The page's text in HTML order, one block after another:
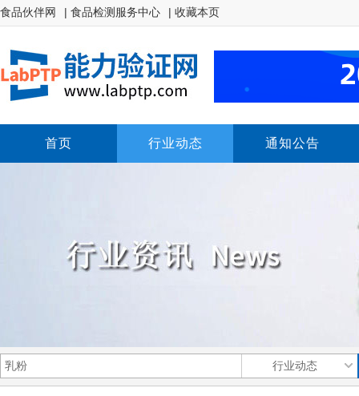
食品伙伴网 | 食品检测服务中心 | 收藏本页
首页 行业动态 通知公告